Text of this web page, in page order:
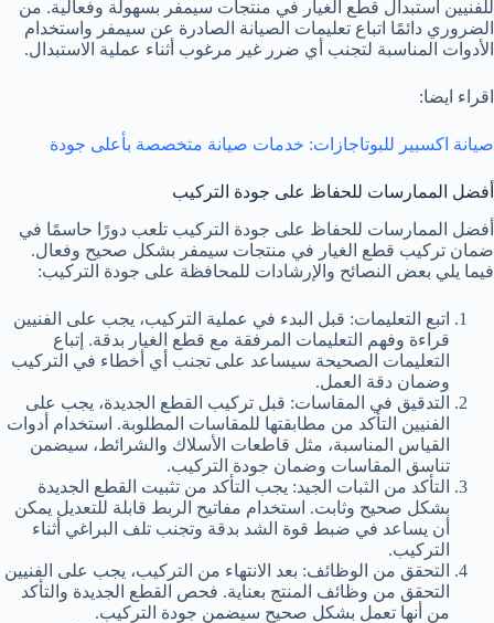
للفنيين استبدال قطع الغيار في منتجات سيمفر بسهولة وفعالية. من
الضروري دائمًا اتباع تعليمات الصيانة الصادرة عن سيمفر واستخدام
الأدوات المناسبة لتجنب أي ضرر غير مرغوب أثناء عملية الاستبدال.
اقراء ايضا:
صيانة اكسبير للبوتاجازات: خدمات صيانة متخصصة بأعلى جودة
أفضل الممارسات للحفاظ على جودة التركيب
أفضل الممارسات للحفاظ على جودة التركيب تلعب دورًا حاسمًا في
ضمان تركيب قطع الغيار في منتجات سيمفر بشكل صحيح وفعال.
فيما يلي بعض النصائح والإرشادات للمحافظة على جودة التركيب:
اتبع التعليمات: قبل البدء في عملية التركيب، يجب على الفنيين
قراءة وفهم التعليمات المرفقة مع قطع الغيار بدقة. إتباع
التعليمات الصحيحة سيساعد على تجنب أي أخطاء في التركيب
وضمان دقة العمل.
التدقيق في المقاسات: قبل تركيب القطع الجديدة، يجب على
الفنيين التأكد من مطابقتها للمقاسات المطلوبة. استخدام أدوات
القياس المناسبة، مثل قاطعات الأسلاك والشرائط، سيضمن
تناسق المقاسات وضمان جودة التركيب.
التأكد من الثبات الجيد: يجب التأكد من تثبيت القطع الجديدة
بشكل صحيح وثابت. استخدام مفاتيح الربط قابلة للتعديل يمكن
أن يساعد في ضبط قوة الشد بدقة وتجنب تلف البراغي أثناء
التركيب.
التحقق من الوظائف: بعد الانتهاء من التركيب، يجب على الفنيين
التحقق من وظائف المنتج بعناية. فحص القطع الجديدة والتأكد
من أنها تعمل بشكل صحيح سيضمن جودة التركيب.